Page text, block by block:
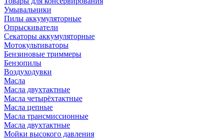
Умывальники
Пилы аккумуляторные
Опрыскиватели
Секаторы аккумуляторные
Мотокультиваторы
Бензиновые триммеры
Бензопилы
Воздуходувки
Масла
Масла двухтактные
Масла четырёхтактные
Масла цепные
Масла трансмиссионные
Масла двухтактные
Мойки высокого давления